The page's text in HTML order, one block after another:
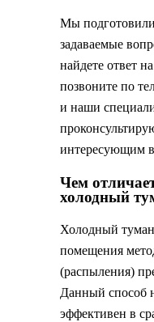
Мы
задаваемые
найдете ответ
позвоните по
и наши
интересующим
Чем
холодный
Холодный туман
помещения
(распыления)
Данный способ
эффективен в